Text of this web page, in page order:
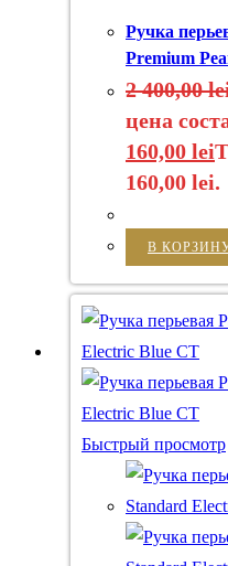
Ручка
Premium
2 400,00
цена
160,00 lei
160,00 lei.
В
Быстрый просмотр